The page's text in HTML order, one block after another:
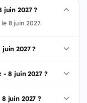
2027 ?
8 juin 2027.
2027 ?
8 juin 2027 ?
juin 2027 ?